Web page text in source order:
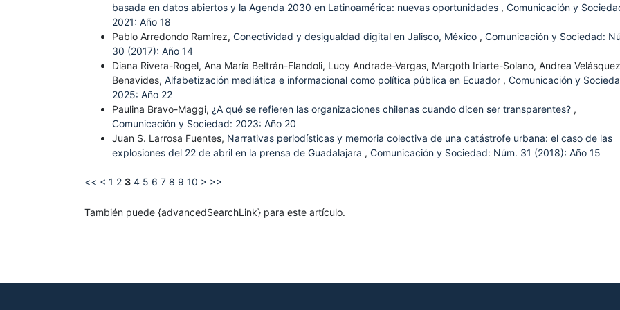
basada en datos abiertos y la Agenda 2030 en Latinoamérica: nuevas oportunidades , Comunicación y
2021: Año 18
Pablo Arredondo Ramírez, Conectividad y desigualdad digital en Jalisco, México , Comunicación y Sociedad:
30 (2017): Año 14
Diana Rivera-Rogel, Ana María Beltrán-Flandoli, Lucy Andrade-Vargas, Margoth Iriarte-Solano, Andrea
Benavides, Alfabetización mediática e informacional como política pública en Ecuador , Comunicación y
2025: Año 22
Paulina Bravo-Maggi, ¿A qué se refieren las organizaciones chilenas cuando dicen ser transparentes? ,
Comunicación y Sociedad: 2023: Año 20
Juan S. Larrosa Fuentes, Narrativas periodísticas y memoria colectiva de una catástrofe urbana: el caso de las
explosiones del 22 de abril en la prensa de Guadalajara , Comunicación y Sociedad: Núm. 31 (2018): Año 15
<< < 1 2 3 4 5 6 7 8 9 10 > >>
También puede {advancedSearchLink} para este artículo.